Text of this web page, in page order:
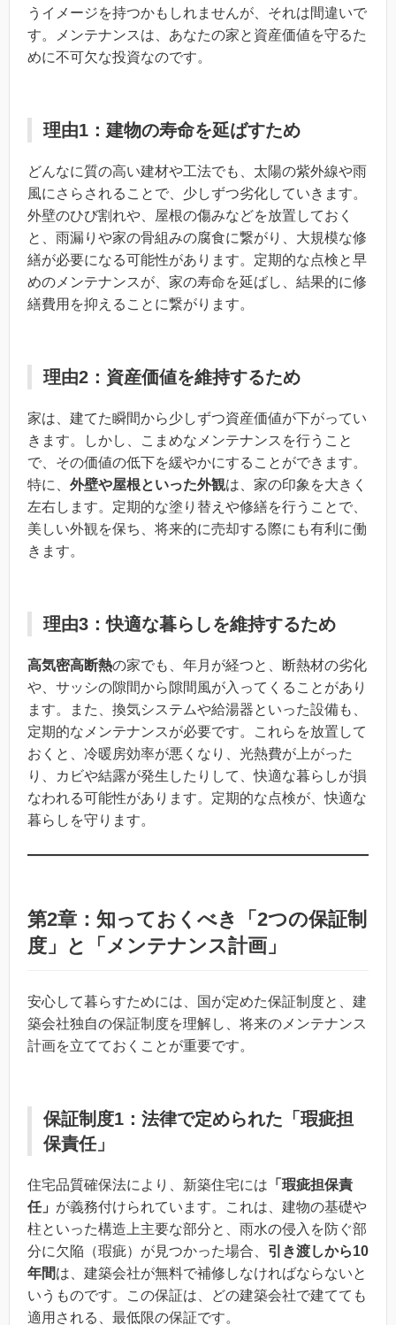
うイメージを持つかもしれませんが、それは間違いで
す。メンテナンスは、あなたの家と資産価値を守るた
めに不可欠な投資なのです。
理由1：建物の寿命を延ばすため
どんなに質の高い建材や工法でも、太陽の紫外線や雨
風にさらされることで、少しずつ劣化していきます。
外壁のひび割れや、屋根の傷みなどを放置しておく
と、雨漏りや家の骨組みの腐食に繋がり、大規模な修
繕が必要になる可能性があります。定期的な点検と早
めのメンテナンスが、家の寿命を延ばし、結果的に修
繕費用を抑えることに繋がります。
理由2：資産価値を維持するため
家は、建てた瞬間から少しずつ資産価値が下がってい
きます。しかし、こまめなメンテナンスを行うこと
で、その価値の低下を緩やかにすることができます。
特に、 外壁や屋根といった外観は、家の印象を大きく
左右します。定期的な塗り替えや修繕を行うことで、
美しい外観を保ち、将来的に売却する際にも有利に働
きます。
理由3：快適な暮らしを維持するため
高気密高断熱の家でも、年月が経つと、断熱材の劣化
や、サッシの隙間から隙間風が入ってくることがあり
ます。また、換気システムや給湯器といった設備も、
定期的なメンテナンスが必要です。これらを放置して
おくと、冷暖房効率が悪くなり、光熱費が上がった
り、カビや結露が発生したりして、快適な暮らしが損
なわれる可能性があります。定期的な点検が、快適な
暮らしを守ります。
第2章：知っておくべき「2つの保証制
度」と「メンテナンス計画」
安心して暮らすためには、国が定めた保証制度と、建
築会社独自の保証制度を理解し、将来のメンテナンス
計画を立てておくことが重要です。
保証制度1：法律で定められた「瑕疵担
保責任」
住宅品質確保法により、新築住宅には 「瑕疵担保責
任」 が義務付けられています。これは、建物の基礎や
柱といった構造上主要な部分と、雨水の侵入を防ぐ部
分に欠陥（瑕疵）が見つかった場合、 引き渡しから10
年間は、建築会社が無料で補修しなければならないと
いうものです。この保証は、どの建築会社で建てても
適用される、最低限の保証です。